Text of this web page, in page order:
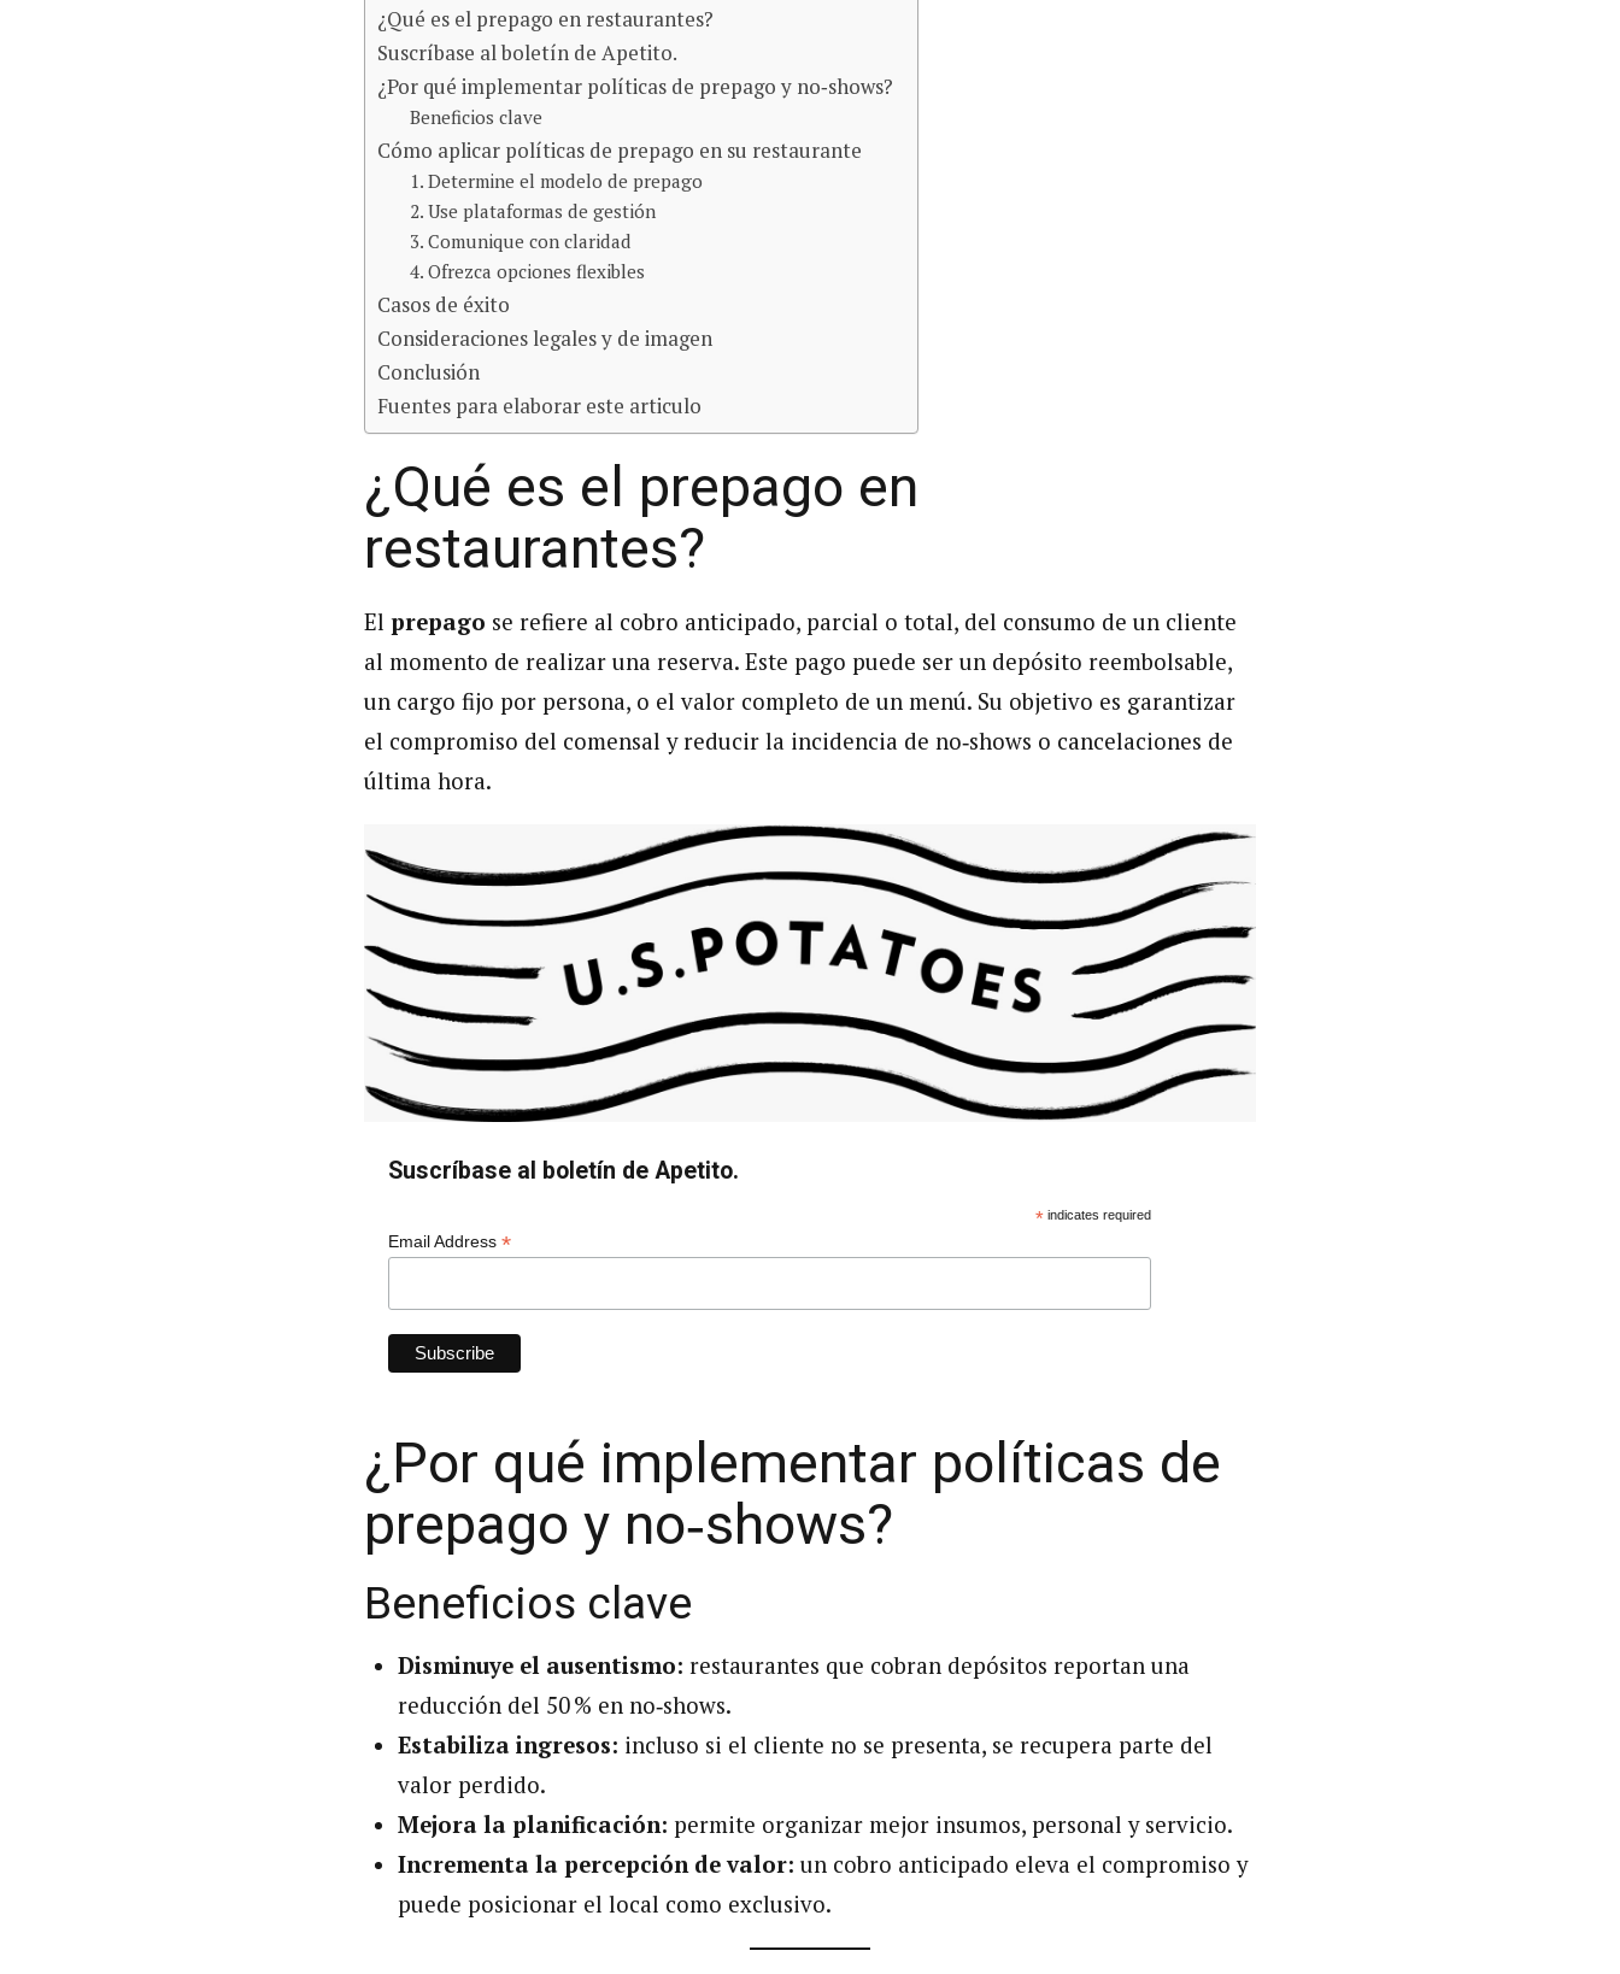
¿Qué es el prepago en restaurantes?
Suscríbase al boletín de Apetito.
¿Por qué implementar políticas de prepago y no‑shows?
Beneficios clave
Cómo aplicar políticas de prepago en su restaurante
1. Determine el modelo de prepago
2. Use plataformas de gestión
3. Comunique con claridad
4. Ofrezca opciones flexibles
Casos de éxito
Consideraciones legales y de imagen
Conclusión
Fuentes para elaborar este articulo
¿Qué es el prepago en
restaurantes?
El prepago se refiere al cobro anticipado, parcial o total, del consumo de un cliente
al momento de realizar una reserva. Este pago puede ser un depósito reembolsable,
un cargo fijo por persona, o el valor completo de un menú. Su objetivo es garantizar
el compromiso del comensal y reducir la incidencia de no‑shows o cancelaciones de
última hora.
Suscríbase al boletín de Apetito.
*indicates required
Email Address *
¿Por qué implementar políticas de
prepago y no‑shows?
Beneficios clave
Disminuye el ausentismo: restaurantes que cobran depósitos reportan una
reducción del 50 % en no‑shows.
Estabiliza ingresos: incluso si el cliente no se presenta, se recupera parte del
valor perdido.
Mejora la planificación: permite organizar mejor insumos, personal y servicio.
Incrementa la percepción de valor: un cobro anticipado eleva el compromiso y
puede posicionar el local como exclusivo.